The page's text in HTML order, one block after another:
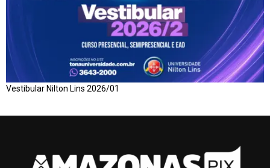
Vestibular Nilton Lins 2026/01